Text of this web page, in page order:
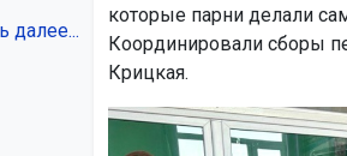
далее...
которые парни делали
Координировали сборы
Крицкая.